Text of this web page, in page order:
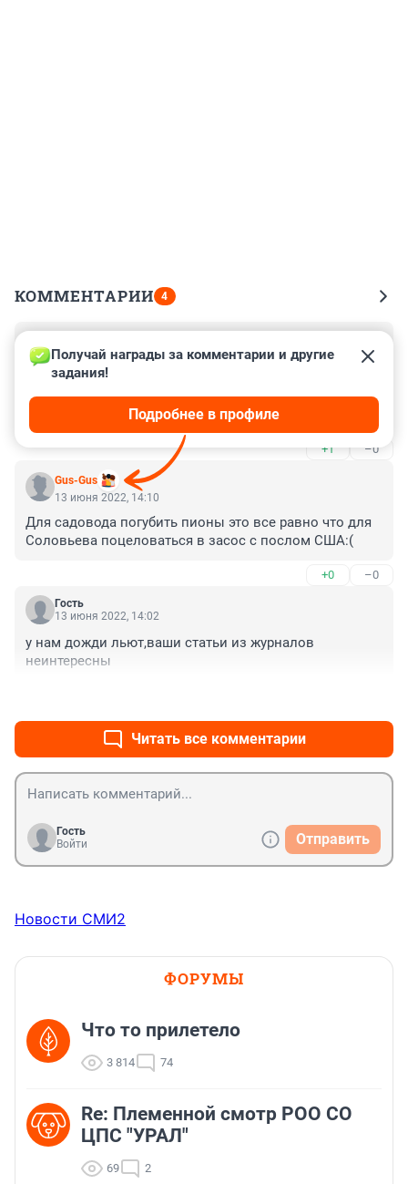
КОММЕНТАРИИ 4
13 июня 2022, 14:28
Сирень обрезают только ранней весной, в апреле, по
снегу, до начала активации почек. И режут не все
подряд, а не более 30% веток. А после цветения
просто удаляют отцветшие метёлки.
+1 –0
Gus-Gus
Получай награды за комментарии и другие
задания!
Подробнее в профиле
13 июня 2022, 14:10
Для садовода погубить пионы это все равно что для
Соловьева поцеловаться в засос с послом США:(
+0 –0
Гость
13 июня 2022, 14:02
у нам дожди льют,ваши статьи из журналов
неинтересны
Читать все комментарии
Гость
Войти
Отправить
Новости СМИ2
ФОРУМЫ
Что то прилетело
3 814 74
Re: Племеннoй смoтр РOO CO
ЦПС "УРАЛ"
69 2